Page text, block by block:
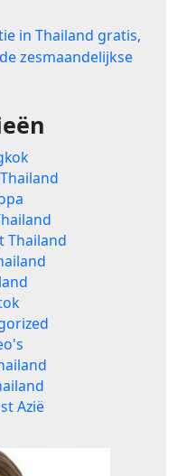
in Thailand gratis,
zesmaandelijkse
Thailand
Azië